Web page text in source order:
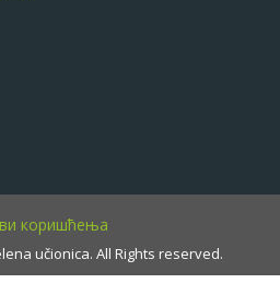
učionica. All Rights reserved.
коришћења